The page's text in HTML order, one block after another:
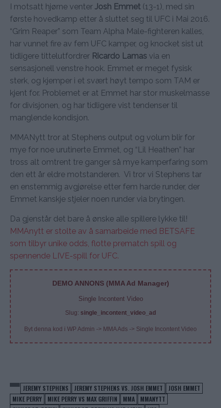
I motsatt hjørne venter Josh Emmet (13-1), med sin
første hovedkamp etter å sluttet seg til UFC i Mai 2016.
“Grim Reaper” som Team Alpha Male-fighteren kalles,
har vunnet fire av fem UFC kamper, og knocket sist ut
tidligere tittelutfordrer Ricardo Lamas via en
sensasjonell venstre hook. Emmet er meget fysisk
sterk, og kjemper i et svært høyt tempo som TAM er
kjent for. Problemet er at Emmet har stor muskelmasse
for divisjonen, og har tidligere vist tendenser til
manglende kondisjon.
MMANytt tror at Stephens output og volum blir for
mye for noe urutinerte Emmet, og “Lil Heathen” har
tross alt omtrent tre ganger så mye kamperfaring som
den ett år eldre motstanderen. Vi tror vi Stephens tar
en enstemmig avgjørelse etter fem harde runder, der
Emmet kanskje stjeler noen runder via brytingen.
Da gjenstår det bare å ønske alle spillere lykke til!
MMAnytt er stolte av å samarbeide med BETSAFE
som tilbyr unike odds, flotte prematch spill og
spennende LIVE-spill for UFC.
DEMO ANNONS (MMA Ad Manager)
Single Incontent Video
Slug: single_incontent_video_ad
Byt denna kod i WP Admin -> MMA Ads -> Single Incontent Video
JEREMY STEPHENS JEREMY STEPHENS VS. JOSH EMMET
JOSH EMMET
MIKE PERRY
MIKE PERRY VS MAX GRIFFIN MMA
MMANYTT